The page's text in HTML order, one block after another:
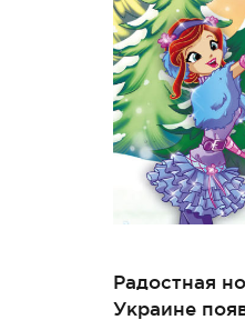
Радостная
Украине